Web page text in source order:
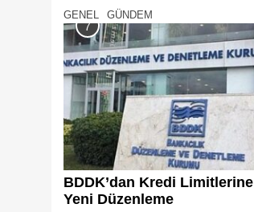
GENEL GÜNDEM
7
BDDK’dan Kredi Limitlerine
Yeni Düzenleme